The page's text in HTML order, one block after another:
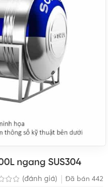
ngang SUS304
(đánh giá) Đã bán 442